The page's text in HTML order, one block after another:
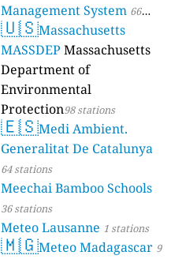
Management System 66
stations
🇺🇸Massachusetts
MASSDEP Massachusetts
Department of
Environmental
Protection98 stations
🇪🇸Medi Ambient.
Generalitat De Catalunya
64 stations
Meechai Bamboo Schools
36 stations
Meteo Lausanne 1 stations
🇲🇬Meteo Madagascar 9